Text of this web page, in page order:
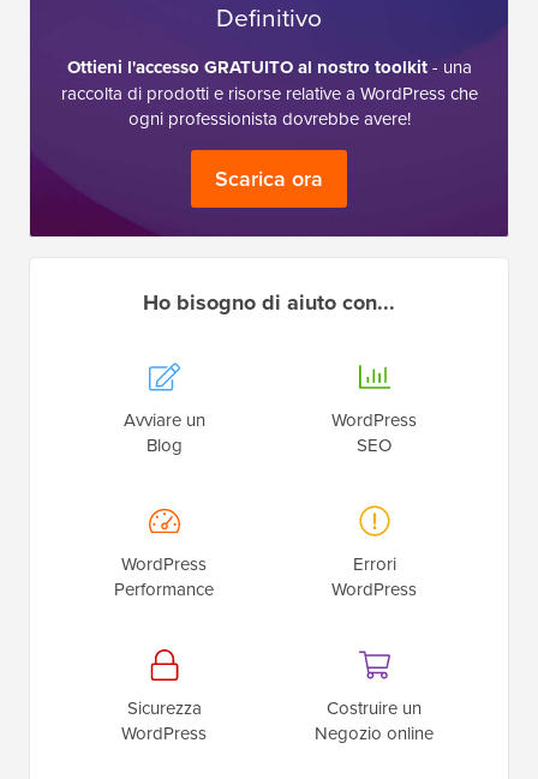
Definitivo
Ottieni l'accesso GRATUITO al nostro toolkit- una
raccolta di prodotti e risorse relative a WordPress che
ogni professionista dovrebbe avere!
Scarica ora
Ho bisogno di aiuto con...
Avviare un
Blog
WordPress
SEO
WordPress
Performance
Errori
WordPress
Sicurezza
WordPress
Costruire un
Negozio online